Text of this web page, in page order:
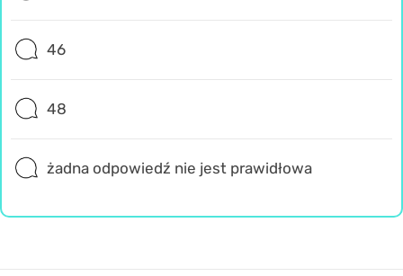
46
48
żadna odpowiedź nie jest prawidłowa